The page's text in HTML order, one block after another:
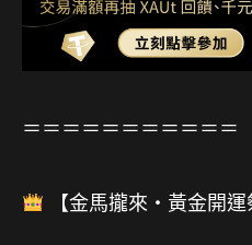
＝＝＝＝＝＝＝＝＝＝＝
【金馬攏來・黃金開